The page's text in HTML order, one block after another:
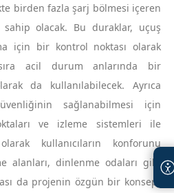
birden fazla şarj bölmesi içeren
sahip olacak. Bu duraklar, uçuş
için bir kontrol noktası olarak
sıra acil durum anlarında bir
da kullanılabilecek. Ayrıca
sağlanabilmesi için
ve izleme sistemleri ile
kullanıcıların konforunu
alanları, dinlenme odaları gibi
da projenin özgün bir konsept